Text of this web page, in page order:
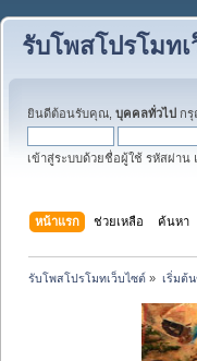
รับโพสโปรโมท
ยินดีต้อนรับคุณ, บุคคลทั่วไป ก
เข้าสู่ระบบด้วยชื่อผู้ใช้ รหัสผ่าน
หน้าแรก ช่วยเหลือ ค้นหา
รับโพสโปรโมทเว็บไซต์ » เริ่มต้